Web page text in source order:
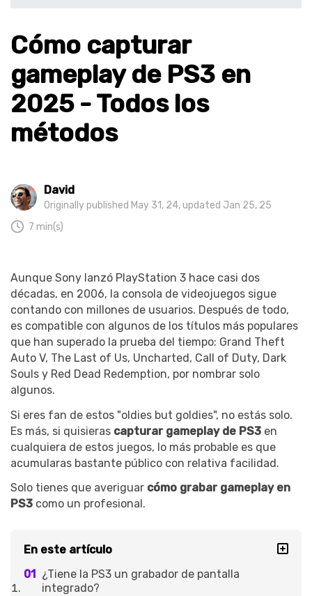
Cómo capturar
gameplay de PS3 en
2025 - Todos los
métodos
David
Originally published May 31, 24, updated Jan 25, 25
7 min(s)
Aunque Sony lanzó PlayStation 3 hace casi dos
décadas, en 2006, la consola de videojuegos sigue
contando con millones de usuarios. Después de todo,
es compatible con algunos de los títulos más populares
que han superado la prueba del tiempo: Grand Theft
Auto V, The Last of Us, Uncharted, Call of Duty, Dark
Souls y Red Dead Redemption, por nombrar solo
algunos.
Si eres fan de estos "oldies but goldies", no estás solo.
Es más, si quisieras capturar gameplay de PS3 en
cualquiera de estos juegos, lo más probable es que
acumularas bastante público con relativa facilidad.
Solo tienes que averiguar cómo grabar gameplay en
PS3 como un profesional.
En este artículo
¿Tiene la PS3 un grabador de pantalla
integrado?